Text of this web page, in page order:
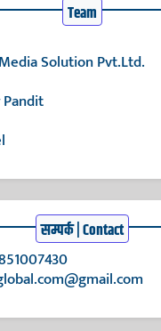
Team
Solution Pvt.Ltd.
सम्पर्क | Contact